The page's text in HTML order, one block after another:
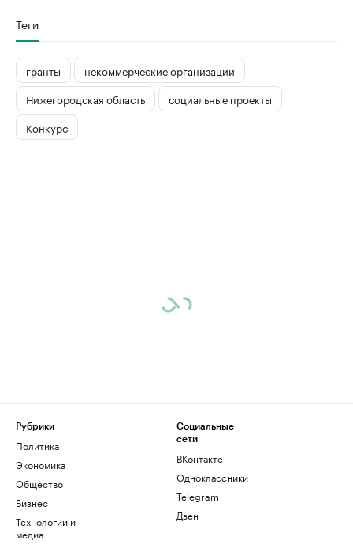
Теги
гранты
некоммерческие организации
Нижегородская область
социальные проекты
Конкурс
Рубрики
Политика
Экономика
Общество
Бизнес
Технологии и
медиа
Социальные
сети
ВКонтакте
Одноклассники
Telegram
Дзен